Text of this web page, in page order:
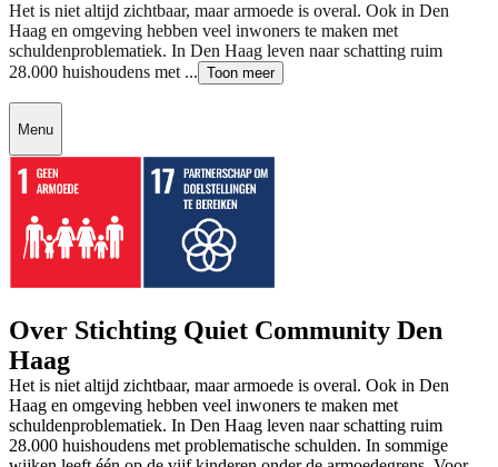
Het is niet altijd zichtbaar, maar armoede is overal. Ook in Den
Haag en omgeving hebben veel inwoners te maken met
schuldenproblematiek. In Den Haag leven naar schatting ruim
28.000 huishoudens met ... Toon meer
Menu
Over Stichting Quiet Community Den
Haag
Het is niet altijd zichtbaar, maar armoede is overal. Ook in Den
Haag en omgeving hebben veel inwoners te maken met
schuldenproblematiek. In Den Haag leven naar schatting ruim
28.000 huishoudens met problematische schulden. In sommige